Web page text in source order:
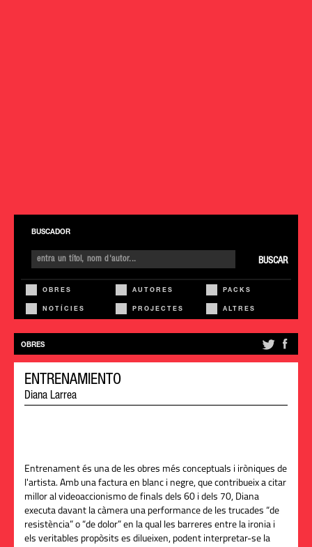
BUSCADOR
BUSCAR
OBRES AUTORES PACKS
NOTÍCIES PROJECTES ALTRES
OBRES
ENTRENAMIENTO
Diana Larrea
Entrenament és una de les obres més conceptuals i iròniques de
l'artista. Amb una factura en blanc i negre, que contribueix a citar
millor al videoaccionismo de finals dels 60 i dels 70, Diana
executa davant la càmera una performance de les trucades “de
resistència” o “de dolor” en la qual les barreres entre la ironia i
els veritables propòsits es dilueixen, podent interpretar-se la